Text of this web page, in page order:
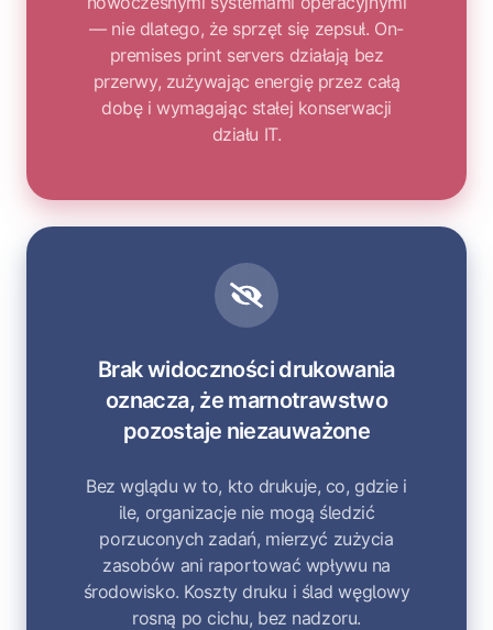
— nie dlatego, że sprzęt się zepsuł. On-
premises print servers działają bez
przerwy, zużywając energię przez całą
dobę i wymagając stałej konserwacji
działu IT.
Brak widoczności drukowania
oznacza, że marnotrawstwo
pozostaje niezauważone
Bez wglądu w to, kto drukuje, co, gdzie i
ile, organizacje nie mogą śledzić
porzuconych zadań, mierzyć zużycia
zasobów ani raportować wpływu na
środowisko. Koszty druku i ślad węglowy
rosną po cichu, bez nadzoru.